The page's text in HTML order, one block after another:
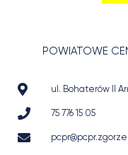
POWIATOWE
ul. Bohaterów II
75 776 15 05